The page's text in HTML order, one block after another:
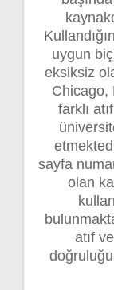
uygun
eksiksiz
Chicago,
farklı
sayfa
olan
atıf